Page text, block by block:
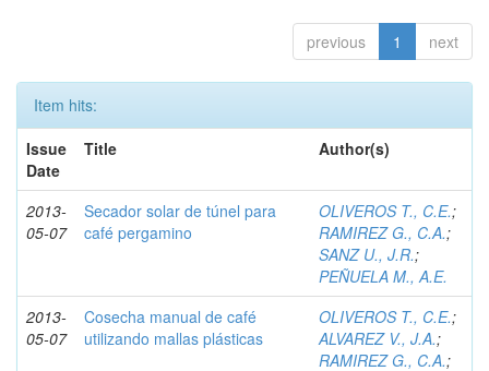
previous 1 next
Item hits:
Issue
Date
Title Author(s)
2013-
05-07
Secador solar de túnel para
café pergamino
OLIVEROS T., C.E.;
RAMIREZ G., C.A.;
SANZ U., J.R.;
PEÑUELA M., A.E.
2013-
05-07
Cosecha manual de café
utilizando mallas plásticas
OLIVEROS T., C.E.;
ALVAREZ V., J.A.;
RAMIREZ G., C.A.;